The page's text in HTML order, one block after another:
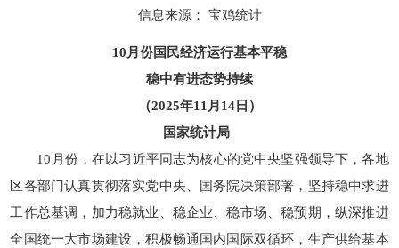
信息来源： 宝鸡统计
10月份国民经济运行基本平稳
稳中有进态势持续
（2025年11月14日）
国家统计局
10月份，在以习近平同志为核心的党中央坚强领导下，各地
区各部门认真贯彻落实党中央、国务院决策部署，坚持稳中求进
工作总基调，加力稳就业、稳企业、稳市场、稳预期，纵深推进
全国统一大市场建设，积极畅通国内国际双循环，生产供给基本